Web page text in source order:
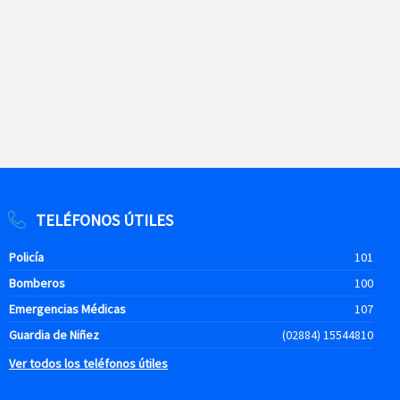
TELÉFONOS ÚTILES
Policía
101
Bomberos
100
Emergencias Médicas
107
Guardia de Niñez
(02884) 15544810
Ver todos los teléfonos útiles